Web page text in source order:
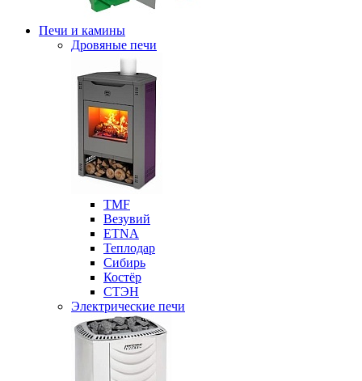
Печи и камины
Дровяные печи
ТМF
Везувий
ETNA
Теплодар
Сибирь
Костёр
СТЭН
Электрические печи